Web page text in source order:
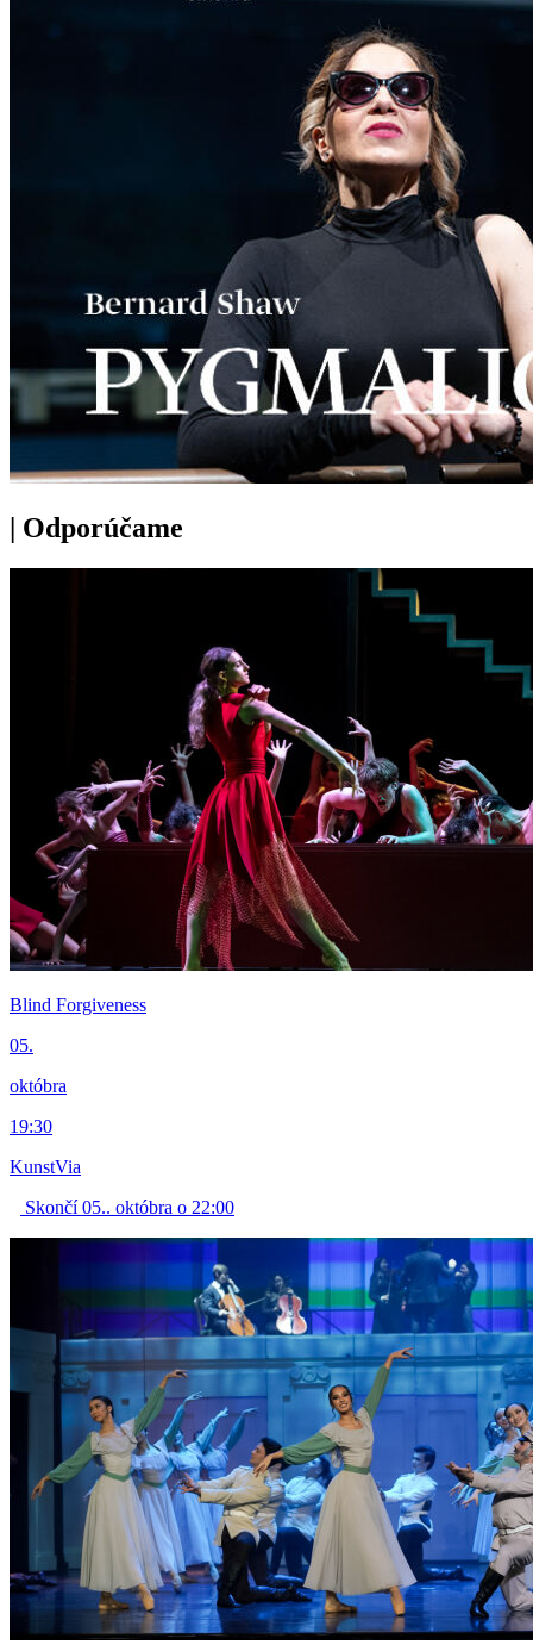
| Odporúčame
Blind Forgiveness
05.
októbra
19:30
KunstVia
Skončí 05.. októbra o 22:00